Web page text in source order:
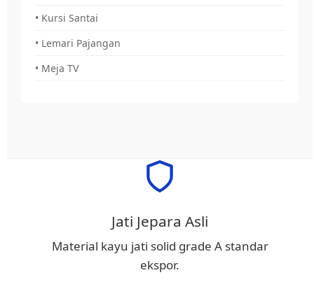
• Kursi Santai
• Lemari Pajangan
• Meja TV
Jati Jepara Asli
Material kayu jati solid grade A standar
ekspor.